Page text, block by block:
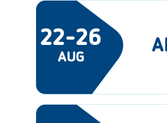
22-26
AUG